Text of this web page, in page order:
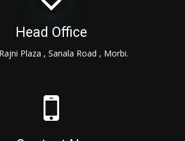
Head Office
Plaza , Sanala Road , Morbi.